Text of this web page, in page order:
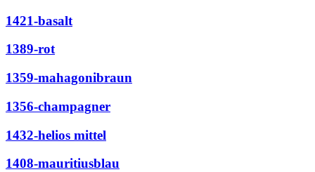
1421-basalt
1389-rot
1359-mahagonibraun
1356-champagner
1432-helios mittel
1408-mauritiusblau